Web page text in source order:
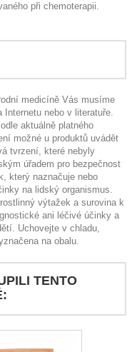
při chemoterapii.
medicíně Vás musíme
Internetu nebo v literatuře.
aktuálně platného
možné u produktů uvádět
tvrzení, které nebyly
úřadem pro bezpečnost
který naznačuje nebo
na lidský organismus.
výtažek a surovina k
ani léčivé účinky a
Uchovejte v chladu,
na obalu.
TENTO